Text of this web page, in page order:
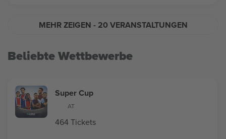
MEHR ZEIGEN - 20 VERANSTALTUNGEN
Beliebte Wettbewerbe
Super Cup
AT
464 Tickets